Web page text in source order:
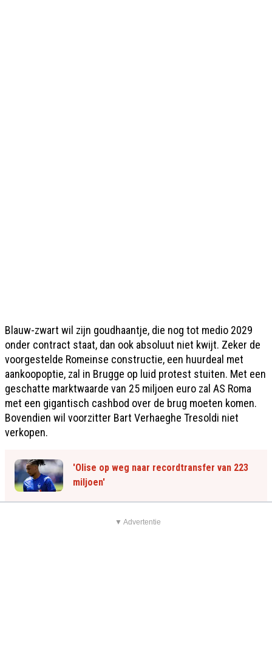
Blauw-zwart wil zijn goudhaantje, die nog tot medio 2029
onder contract staat, dan ook absoluut niet kwijt. Zeker de
voorgestelde Romeinse constructie, een huurdeal met
aankoopoptie, zal in Brugge op luid protest stuiten. Met een
geschatte marktwaarde van 25 miljoen euro zal AS Roma
met een gigantisch cashbod over de brug moeten komen.
Bovendien wil voorzitter Bart Verhaeghe Tresoldi niet
verkopen.
'Olise op weg naar recordtransfer van 223
miljoen'
▼ Advertentie